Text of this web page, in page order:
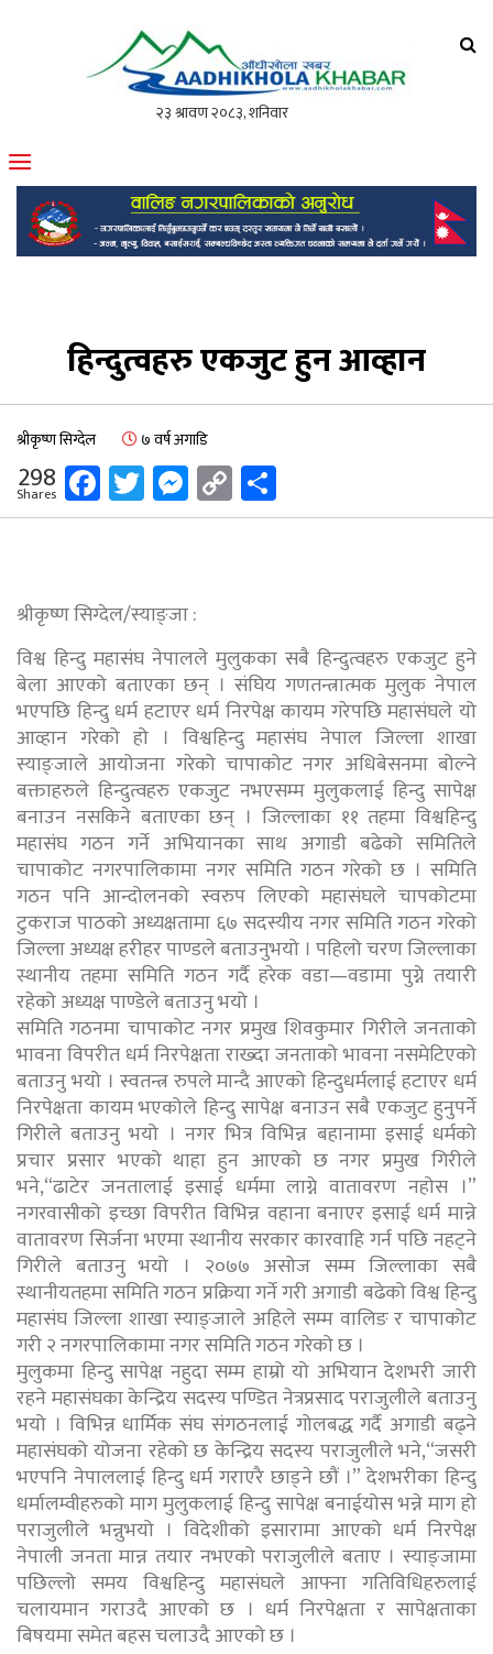
मोफसलकै लोकप्रिय अनलाइन पत्रिका
हिन्दुत्वहरु एकजुट हुन आव्हान
श्रीकृष्ण सिग्देल ७ वर्ष अगाडि
298
Shares Facebook
Twitter
Messenger
Copy
Link
श्रीकृष्ण सिग्देल/स्याङ्जा :
विश्व हिन्दु महासंघ नेपालले मुलुकका सबै हिन्दुत्वहरु एकजुट हुने
बेला आएको बताएका छन् । संघिय गणतन्त्रात्मक मुलुक नेपाल
भएपछि हिन्दु धर्म हटाएर धर्म निरपेक्ष कायम गरेपछि महासंघले यो
आव्हान गरेको हो । विश्वहिन्दु महासंघ नेपाल जिल्ला शाखा
स्याङ्जाले आयोजना गरेको चापाकोट नगर अधिबेसनमा बोल्ने
बक्ताहरुले हिन्दुत्वहरु एकजुट नभएसम्म मुलुकलाई हिन्दु सापेक्ष
बनाउन नसकिने बताएका छन् । जिल्लाका ११ तहमा विश्वहिन्दु
महासंघ गठन गर्ने अभियानका साथ अगाडी बढेको समितिले
चापाकोट नगरपालिकामा नगर समिति गठन गरेको छ । समिति
गठन पनि आन्दोलनको स्वरुप लिएको महासंघले चापकोटमा
टुकराज पाठको अध्यक्षतामा ६७ सदस्यीय नगर समिति गठन गरेको
जिल्ला अध्यक्ष हरीहर पाण्डले बताउनुभयो । पहिलो चरण जिल्लाका
स्थानीय तहमा समिति गठन गर्दै हरेक वडा—वडामा पुग्ने तयारी
रहेको अध्यक्ष पाण्डेले बताउनु भयो ।
समिति गठनमा चापाकोट नगर प्रमुख शिवकुमार गिरीले जनताको
भावना विपरीत धर्म निरपेक्षता राख्दा जनताको भावना नसमेटिएको
बताउनु भयो । स्वतन्त्र रुपले मान्दै आएको हिन्दुधर्मलाई हटाएर धर्म
निरपेक्षता कायम भएकोले हिन्दु सापेक्ष बनाउन सबै एकजुट हुनुपर्ने
गिरीले बताउनु भयो । नगर भित्र विभिन्न बहानामा इसाई धर्मको
प्रचार प्रसार भएको थाहा हुन आएको छ नगर प्रमुख गिरीले
भने,“ढाटेर जनतालाई इसाई धर्ममा लाग्ने वातावरण नहोस ।”
नगरवासीको इच्छा विपरीत विभिन्न वहाना बनाएर इसाई धर्म मान्ने
वातावरण सिर्जना भएमा स्थानीय सरकार कारवाहि गर्न पछि नहट्ने
गिरीले बताउनु भयो । २०७७ असोज सम्म जिल्लाका सबै
स्थानीयतहमा समिति गठन प्रक्रिया गर्ने गरी अगाडी बढेको विश्व हिन्दु
महासंघ जिल्ला शाखा स्याङ्जाले अहिले सम्म वालिङ र चापाकोट
गरी २ नगरपालिकामा नगर समिति गठन गरेको छ ।
मुलुकमा हिन्दु सापेक्ष नहुदा सम्म हाम्रो यो अभियान देशभरी जारी
रहने महासंघका केन्द्रिय सदस्य पण्डित नेत्रप्रसाद पराजुलीले बताउनु
भयो । विभिन्न धार्मिक संघ संगठनलाई गोलबद्ध गर्दै अगाडी बढ्ने
महासंघको योजना रहेको छ केन्द्रिय सदस्य पराजुलीले भने,“जसरी
भएपनि नेपाललाई हिन्दु धर्म गराएरै छाड्ने छौं ।” देशभरीका हिन्दु
धर्मालम्वीहरुको माग मुलुकलाई हिन्दु सापेक्ष बनाईयोस भन्ने माग हो
पराजुलीले भन्नुभयो । विदेशीको इसारामा आएको धर्म निरपेक्ष
नेपाली जनता मान्न तयार नभएको पराजुलीले बताए । स्याङ्जामा
पछिल्लो समय विश्वहिन्दु महासंघले आफ्ना गतिविधिहरुलाई
चलायमान गराउदै आएको छ । धर्म निरपेक्षता र सापेक्षताका
बिषयमा समेत बहस चलाउदै आएको छ ।